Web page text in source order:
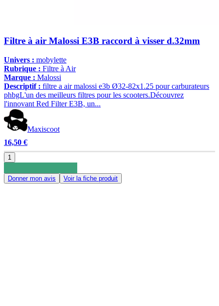
Filtre à air Malossi E3B raccord à visser d.32mm
Univers : mobylette
Rubrique : Filtre à Air
Marque : Malossi
Descriptif : filtre a air malossi e3b Ø32-82x1.25 pour carburateurs
phbgL'un des meilleurs filtres pour les scooters.Découvrez
l'innovant Red Filter E3B, un...
Maxiscoot
16,50 €
1
Donner mon avis Voir la fiche produit